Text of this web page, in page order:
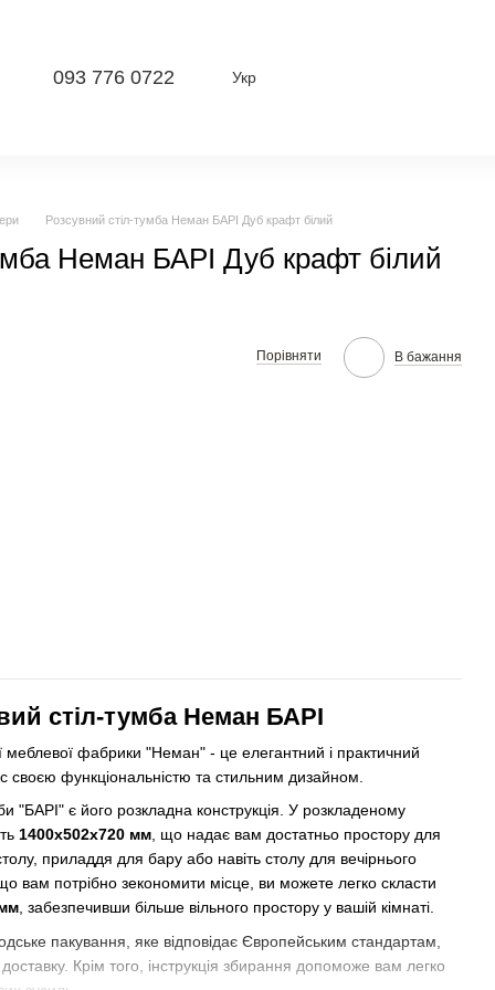
093 776 0722 Укр
Розсувний стіл-тумба Неман БАРІ Дуб крафт білий
Неман БАРІ Дуб крафт білий
Порівняти В бажання
стіл-тумба Неман БАРІ
меблевої фабрики "Неман" - це елегантний і практичний
своєю функціональністю та стильним дизайном.
"БАРІ" є його розкладна конструкція. У розкладеному
1400х502х720 мм, що надає вам достатньо простору для
приладдя для бару або навіть столу для вечірнього
вам потрібно зекономити місце, ви можете легко скласти
, забезпечивши більше вільного простору у вашій кімнаті.
пакування, яке відповідає Європейським стандартам,
Крім того, інструкція збирання допоможе вам легко